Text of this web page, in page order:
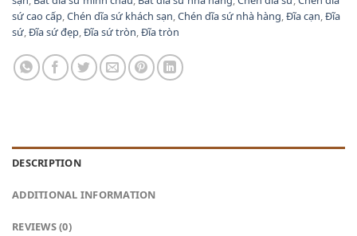
sứ cao cấp,Chén dĩa sứ khách sạn,Chén dĩa sứ nhà hàng,Đĩa cạn,Đĩa
sứ,Đĩa sứ đẹp,Đĩa sứ tròn,Đĩa tròn
DESCRIPTION
ADDITIONAL INFORMATION
REVIEWS (0)